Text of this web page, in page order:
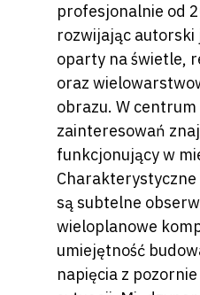
profesjonalnie od
rozwijając autorski
oparty na świetle,
oraz
obrazu. W centrum
zainteresowań
funkcjonujący w
są subtelne
wieloplanowe
umiejętność
napięcia z